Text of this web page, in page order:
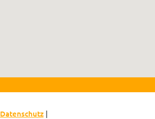
Datenschutz|